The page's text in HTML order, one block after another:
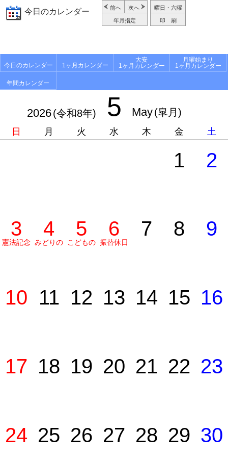
今日のカレンダー 前へ 次へ
年月指定
曜日・六曜
印 刷
今日のカレンダー 1ヶ月カレンダー
大安
1ヶ月カレンダー
月曜始まり
1ヶ月カレンダー
年間カレンダー
2026(令和8年) 5 May(皐月)
日 月 火 水 木 金 土
1 2
3
憲法記念
4
みどりの
5
こどもの
6
振替休日
7 8 9
10 11 12 13 14 15 16
17 18 19 20 21 22 23
24 25 26 27 28 29 30